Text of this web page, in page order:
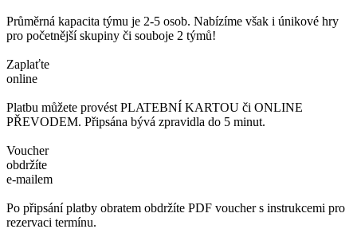
Průměrná kapacita týmu je 2-5 osob. Nabízíme však i únikové hry
pro početnější skupiny či souboje 2 týmů!
Zaplaťte
online
Platbu můžete provést PLATEBNÍ KARTOU či ONLINE
PŘEVODEM. Připsána bývá zpravidla do 5 minut.
Voucher
obdržíte
e-mailem
Po připsání platby obratem obdržíte PDF voucher s instrukcemi pro
rezervaci termínu.